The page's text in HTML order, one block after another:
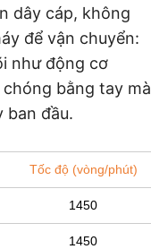
dây cáp, không
để vận chuyển:
như động cơ
bằng tay mà
ban đầu.
Tốc độ (vòng/phút)
1450
1450